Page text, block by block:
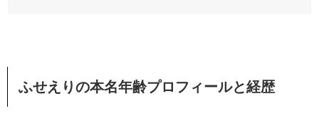
ふせえりの本名年齢プロフィールと経歴